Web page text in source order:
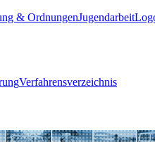
& OrdnungenJugendarbeit
Verfahrensverzeichnis